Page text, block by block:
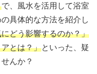
で、風水を活用して浴室
具体的な方法を紹介し
どう影響するのか？」
とは？」といった、疑
んか？